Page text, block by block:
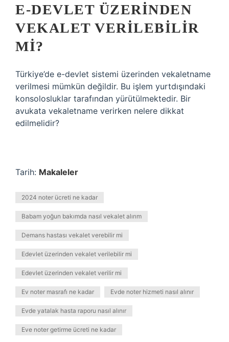
E-DEVLET ÜZERINDEN
VEKALET VERILEBILIR
MI?
Türkiye’de e-devlet sistemi üzerinden vekaletname
verilmesi mümkün değildir. Bu işlem yurtdışındaki
konsolosluklar tarafından yürütülmektedir. Bir
avukata vekaletname verirken nelere dikkat
edilmelidir?
Tarih: Makaleler
2024 noter ücreti ne kadar
Babam yoğun bakımda nasıl vekalet alırım
Demans hastası vekalet verebilir mi
Edevlet üzerinden vekalet verilebilir mi
Edevlet üzerinden vekalet verilir mi
Ev noter masrafı ne kadar Evde noter hizmeti nasıl alınır
Evde yatalak hasta raporu nasıl alınır
Eve noter getirme ücreti ne kadar